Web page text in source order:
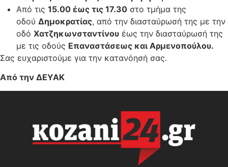
Από τις 15.00 έως τις 17.30 στο τμήμα της
οδού Δημοκρατίας, από την διασταύρωσή της με την
οδό Χατζηκωνσταντίνου έως την διασταύρωσή της
με τις οδούς Επαναστάσεως και Αρμενοπούλου.
Σας ευχαριστούμε για την κατανόησή σας.
Από την ΔΕΥΑΚ